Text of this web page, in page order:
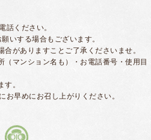
話ください。
いする場合もございます。
がありますことご了承くださいませ。
（マンション名も）・お電話番号・使用目
。
早めにお召し上がりください。